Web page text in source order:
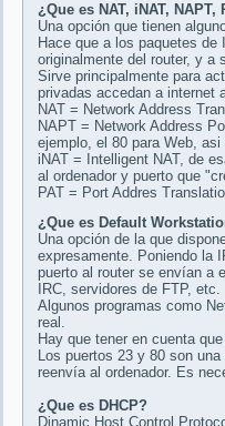
¿Que es NAT, iNAT, NAPT,
Una opción que tienen
Hace que a los paquetes
originalmente del router, y a
Sirve principalmente para
privadas accedan a internet
NAT = Network Address
NAPT = Network Address
ejemplo, el 80 para Web,
iNAT = Intelligent NAT, de
al ordenador y puerto que
PAT = Port Addres
¿Que es Default
Una opción de la que
expresamente. Poniendo la
puerto al router se envían a
IRC, servidores de FTP, etc.
Algunos programas como
real.
Hay que tener en cuenta
Los puertos 23 y 80 son
reenvía al ordenador. Es
¿Que es DHCP?
Dinamic Host Control